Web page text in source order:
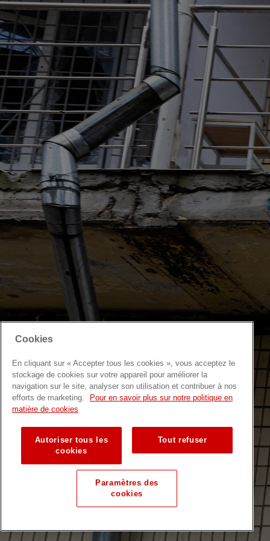
Cookies
En cliquant sur « Accepter tous les cookies », vous acceptez le
stockage de cookies sur votre appareil pour améliorer la
navigation sur le site, analyser son utilisation et contribuer à nos
efforts de marketing.
Pour en savoir plus sur notre politique en
matière de cookies
Autoriser tous les
cookies
Tout refuser
Paramètres des
cookies